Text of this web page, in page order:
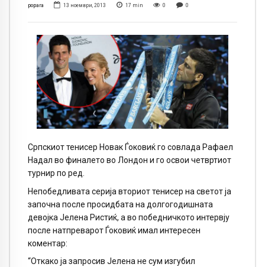
popara 13 ноември, 2013 17 min 0 0
Српскиот тенисер Новак Ѓоковиќ го совлада Рафаел
Надал во финалето во Лондон и го освои четвртиот
турнир по ред.
Непобедливата серија вториот тенисер на светот ја
започна после просидбата на долгогодишната
девојка Јелена Ристиќ, а во победничкото интервју
после натпреварот Ѓоковиќ имал интересен
коментар:
“Откако ја запросив Јелена не сум изгубил